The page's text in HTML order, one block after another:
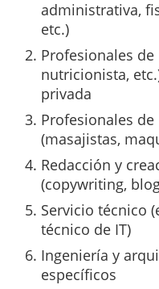
administrativa,
etc.)
Profesionales
nutricionista,
privada
Profesionales
(masajistas,
Redacción y
(copywriting,
Servicio técnico
técnico de IT)
Ingeniería y
específicos